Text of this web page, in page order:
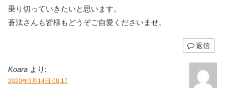
乗り切っていきたいと思います。
蒼汰さんも皆様もどうぞご自愛くださいませ。
返信
Koara より:
2020年3月14日 08:17